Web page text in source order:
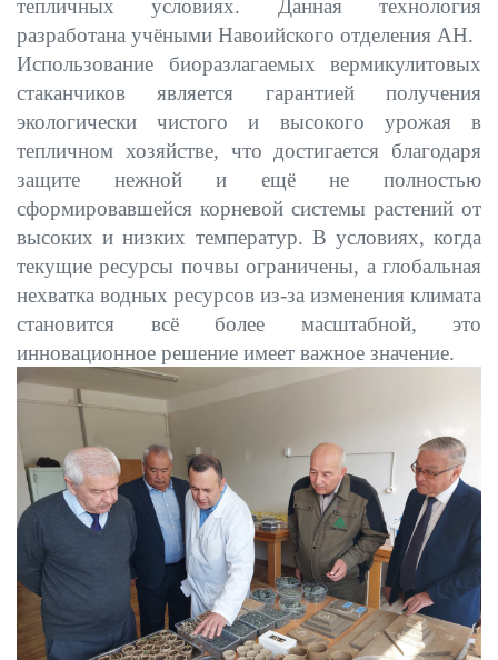
тепличных условиях. Данная технология
разработана учёными Навоийского отделения АН.
Использование биоразлагаемых вермикулитовых
стаканчиков является гарантией получения
экологически чистого и высокого урожая в
тепличном хозяйстве, что достигается благодаря
защите нежной и ещё не полностью
сформировавшейся корневой системы растений от
высоких и низких температур. В условиях, когда
текущие ресурсы почвы ограничены, а глобальная
нехватка водных ресурсов из-за изменения климата
становится всё более масштабной, это
инновационное решение имеет важное значение.